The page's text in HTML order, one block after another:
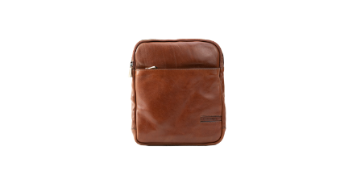
皮革保養 LEATHER CARE
女士夾款 LADIES' WALLET
中性商品 UNISEX BAG/SLG
女士包款 LADIES' BAG
女士夾款 LADIES' WALLET
中性商品 UNISEX BAG/SLG
男士皮帶 MEN'S BELT
女士包款 LADIES' BAG
女士夾款 LADIES' WALLET
男士包款 MEN'S BAG
男士夾款 MEN'S WALLET
男士皮帶 MEN'S BELT
女士包款 LADIES' BAG
期間限定 limited edition
珍藏 THE BRIDGE (TB SPECIAL)
男士包款 MEN'S BAG
男士夾款 MEN'S WALLET